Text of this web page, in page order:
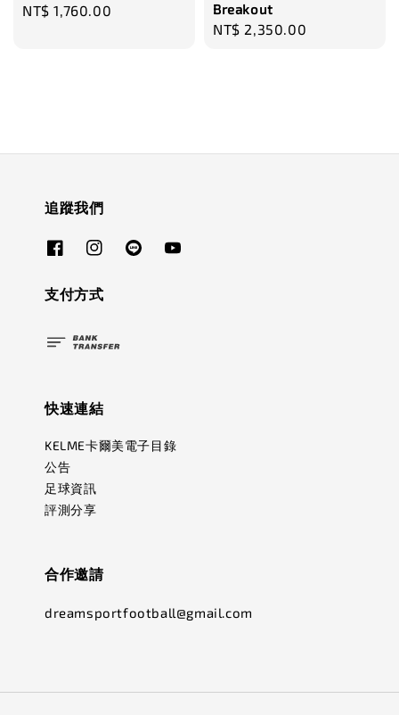
Regular
NT$ 1,760.00
Breakout
Regular
NT$ 2,350.00
追蹤我們
支付方式
快速連結
KELME卡爾美電子目錄
公告
足球資訊
評測分享
合作邀請
dreamsportfootball@gmail.com